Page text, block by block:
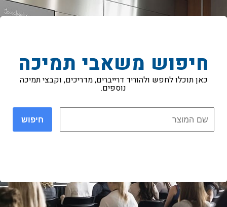
חיפוש משאבי תמיכה
כאן תוכלו לחפש ולהוריד דרייברים, מדריכים, וקבצי תמיכה
נוספים.
חיפוש